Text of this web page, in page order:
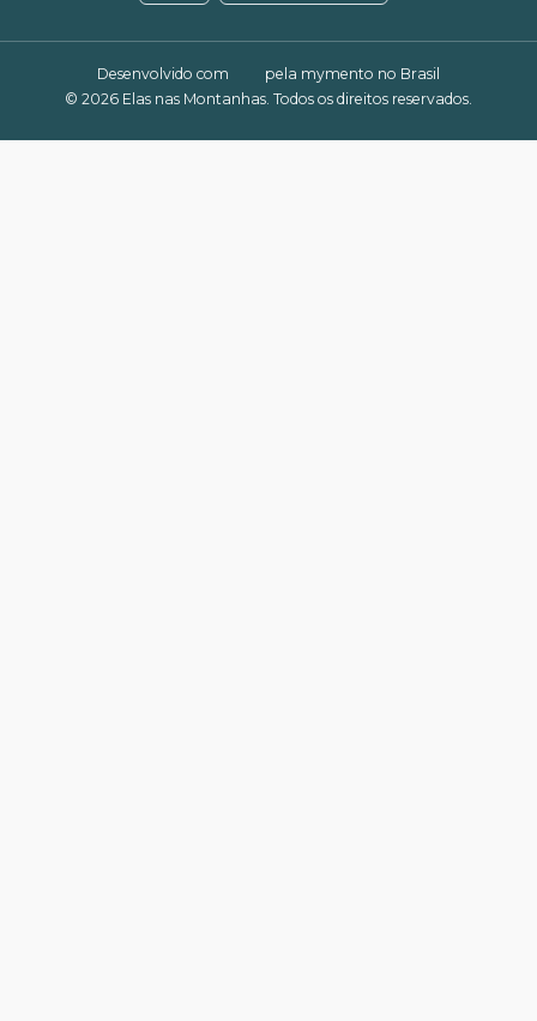
Desenvolvido com pela mymento no Brasil
© 2026 Elas nas Montanhas. Todos os direitos reservados.